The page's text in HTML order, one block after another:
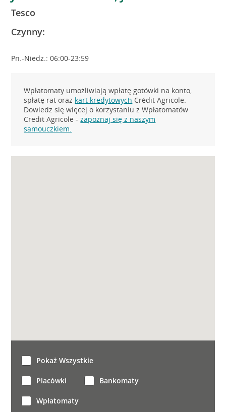
Tesco
Czynny:
Pn.-Niedz.: 06:00-23:59
Wpłatomaty umożliwiają wpłatę gotówki na konto,
spłatę rat oraz kart kredytowych Crédit Agricole.
Dowiedz się więcej o korzystaniu z Wpłatomatów
Credit Agricole -zapoznaj się z naszym
samouczkiem.
Pokaż Wszystkie
Placówki Bankomaty
Wpłatomaty